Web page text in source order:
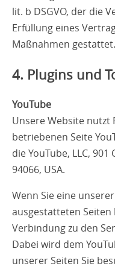
lit. b DSGVO, der die
Erfüllung eines
Maßnahmen gestattet.
4. Plugins und
YouTube
Unsere Website nutzt
betriebenen Seite
die YouTube, LLC,
94066, USA.
Wenn Sie eine
ausgestatteten
Verbindung zu den
Dabei wird dem
unserer Seiten Sie